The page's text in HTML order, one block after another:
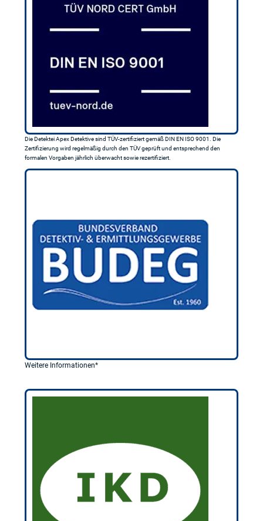
Die Detektei Apex Detektive sind TÜV-zertifiziert gemäß DIN EN ISO 9001. Die
Zertifizierung wird regelmäßig durch den TÜV geprüft und entsprechend den
formalen Vorgaben jährlich überwacht sowie rezertifiziert.
Weitere Informationen*